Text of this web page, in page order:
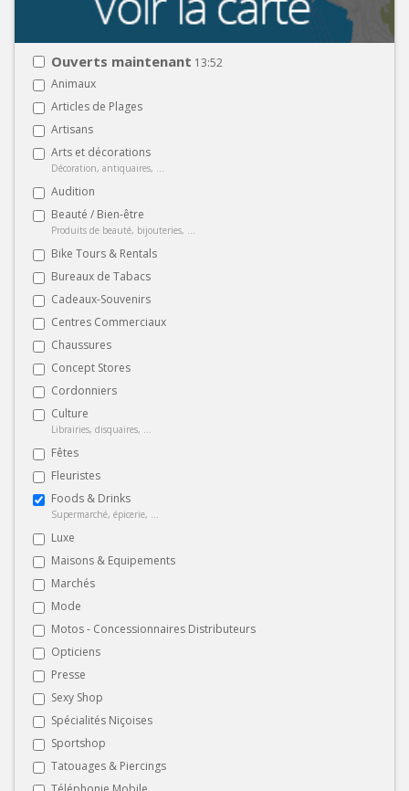
Ouverts maintenant 13:52
Animaux
Articles de Plages
Artisans
Arts et décorations
Décoration, antiquaires, ...
Audition
Beauté / Bien-être
Produits de beauté, bijouteries, ...
Bike Tours & Rentals
Bureaux de Tabacs
Cadeaux-Souvenirs
Centres Commerciaux
Chaussures
Concept Stores
Cordonniers
Culture
Librairies, disquaires, ...
Fêtes
Fleuristes
Foods & Drinks
Supermarché, épicerie, ...
Luxe
Maisons & Equipements
Marchés
Mode
Motos - Concessionnaires Distributeurs
Opticiens
Presse
Sexy Shop
Spécialités Niçoises
Sportshop
Tatouages & Piercings